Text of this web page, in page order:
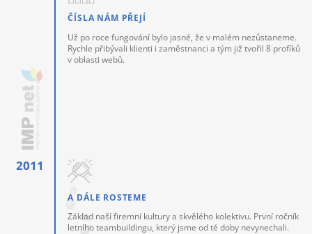
ČÍSLA NÁM PŘEJÍ
Už po roce fungování bylo jasné, že v malém nezůstaneme.
Rychle přibývali klienti i zaměstnanci a tým již tvořil 8 profíků
v oblasti webů.
A DÁLE ROSTEME
Základ naší firemní kultury a skvělého kolektivu. První ročník
letního teambuildingu, který jsme od té doby nevynechali.